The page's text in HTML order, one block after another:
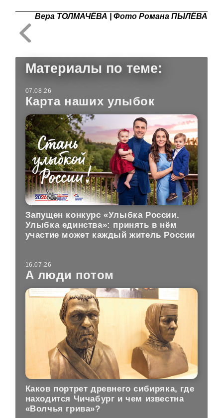
Вера ТОЛМАЧЁВА | Фото Романа ПЫЛЁВА
Материалы по теме:
07.08.26
Карта наших улыбок
Запущен конкурс «Улыбка России.
Улыбка единства»: принять в нём
участие может каждый житель России
16.07.26
А люди потом
Каков портрет древнего сибиряка, где
находится Чичабург и чем известна
«Волчья грива»?